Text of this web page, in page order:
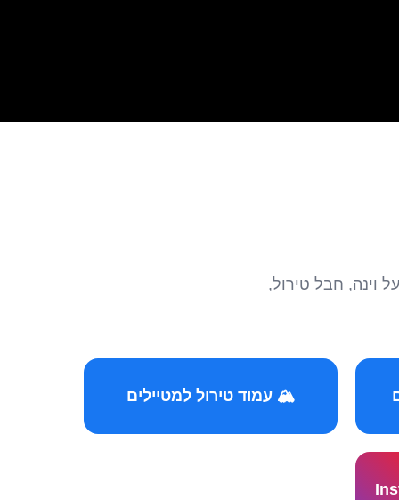
וינה, חבל טירול,
🏔️ עמוד טירול למטיילים